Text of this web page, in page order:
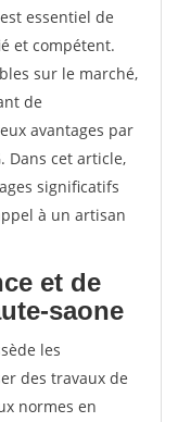
essentiel de
et compétent.
sur le marché,
de
avantages par
Dans cet article,
significatifs
à un artisan
et de
saone
les
des travaux de
normes en